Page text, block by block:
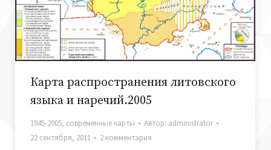
Карта распространения литовского
языка и наречий.2005
1945-2005, современные карты Автор: administrator
22 сентября, 2011
2 комментария